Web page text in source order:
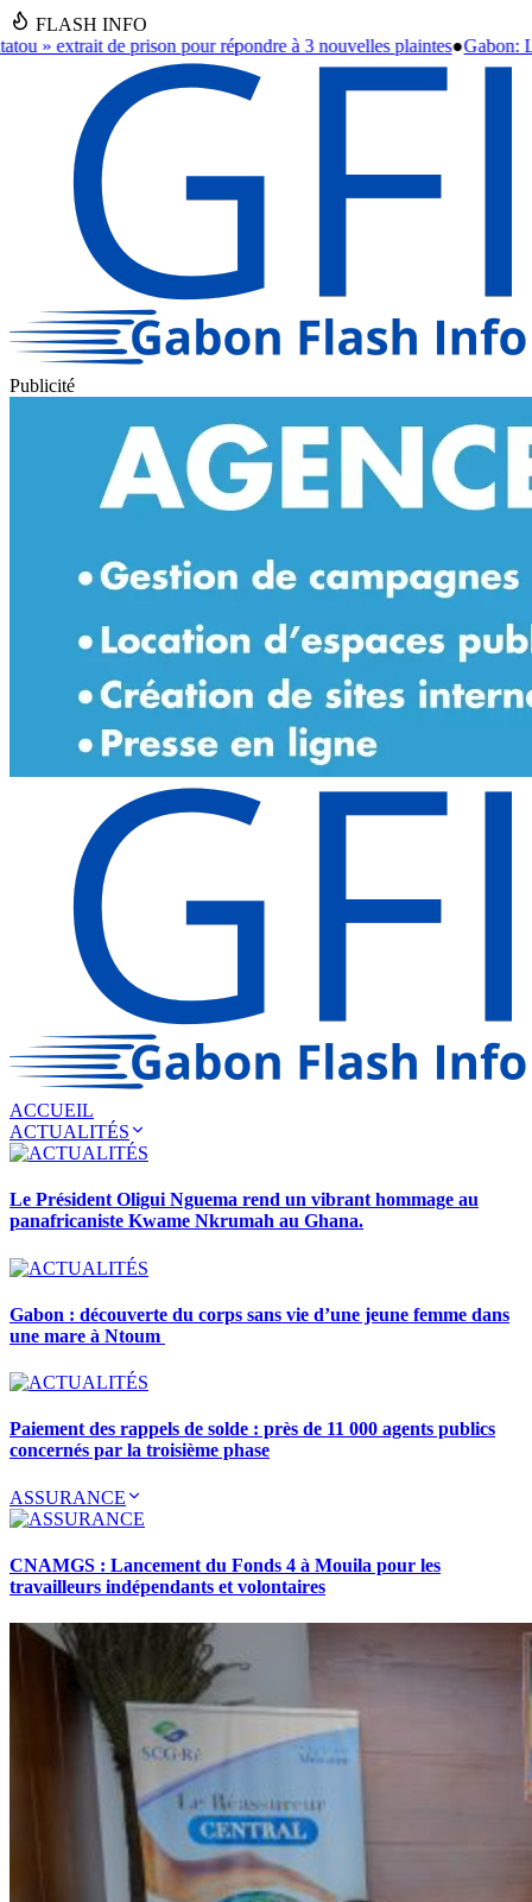
FLASH INFO
à 3 nouvelles plaintes●Gabon: Le Général Oligui Nguema
Publicité
ACCUEIL
ACTUALITÉS
Le Président Oligui Nguema rend un vibrant hommage au
panafricaniste Kwame Nkrumah au Ghana.
Gabon : découverte du corps sans vie d’une jeune femme dans
une mare à Ntoum
Paiement des rappels de solde : près de 11 000 agents publics
concernés par la troisième phase
ASSURANCE
CNAMGS : Lancement du Fonds 4 à Mouila pour les
travailleurs indépendants et volontaires